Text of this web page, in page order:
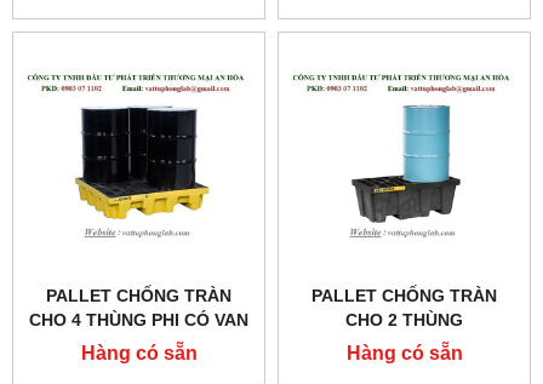
PALLET CHỐNG TRÀN
CHO 4 THÙNG PHI CÓ VAN
THẢI ĐÁY MODEL:28636 &
28637
Hàng có sẵn
PALLET CHỐNG TRÀN
CHO 2 THÙNG
MODEL:28623 & 28622
Hàng có sẵn